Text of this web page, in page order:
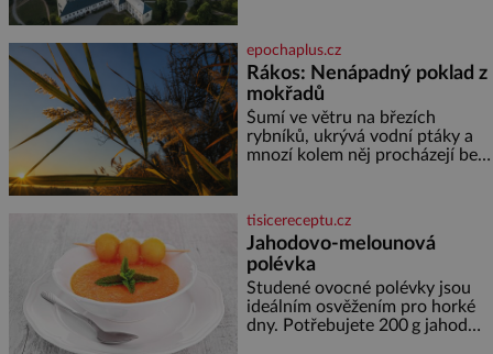
jediného dne můžete
nahlédnout do útrob jedné z
nejvýznamnějších vodních
elektráren v Evropě, vydat se na
horské hřebeny, projet se na
koloběžce a den zakončit
poznáváním památek ve
epochaplus.cz
Rákos: Nenápadný poklad z
mokřadů
Šumí ve větru na březích
rybníků, ukrývá vodní ptáky a
mnozí kolem něj procházejí bez
lodě, zapisovat první texty a
inspiroval řadu pověstí. Tato
skromná, ale užitečná rostlina
provází člověka už tisíce let.
Většina lidí vnímá rákos jen jako
obyčejnou kulisu letního
koupání. Stačí se však podívat
tisicereceptu.cz
Jahodovo-melounová
polévka
Studené ovocné polévky jsou
ideálním osvěžením pro horké
dny. Potřebujete 200 g jahod